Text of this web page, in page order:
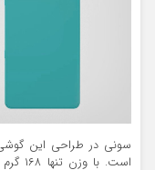
سونی در طراحی این